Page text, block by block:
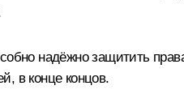
надёжно защитить
в конце концов.